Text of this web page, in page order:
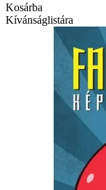
Kosárba
Kívánságlistára